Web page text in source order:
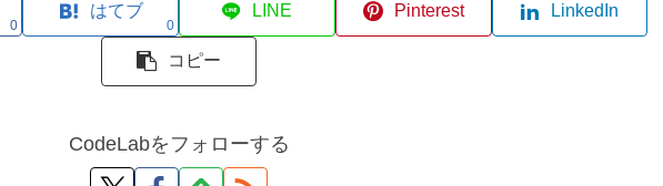
0
はてブ
0
LINE Pinterest LinkedIn
コピー
CodeLabをフォローする